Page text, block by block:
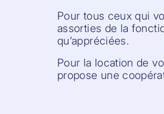
Pour tous ceux qui
assorties de la
qu’appréciées.
Pour la location de
propose une